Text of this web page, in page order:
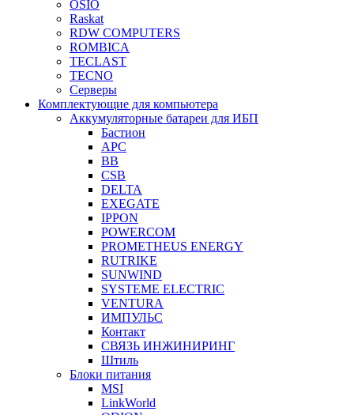
OSIO
Raskat
RDW COMPUTERS
ROMBICA
TECLAST
TECNO
Серверы
Комплектующие для компьютера
Аккумуляторные батареи для ИБП
Бастион
APC
BB
CSB
DELTA
EXEGATE
IPPON
POWERCOM
PROMETHEUS ENERGY
RUTRIKE
SUNWIND
SYSTEME ELECTRIC
VENTURA
ИМПУЛЬС
Контакт
СВЯЗЬ ИНЖИНИРИНГ
Штиль
Блоки питания
MSI
LinkWorld